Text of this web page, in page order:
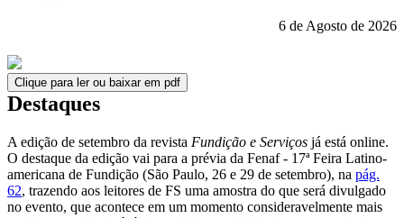
6 de Agosto de 2026
Clique para ler ou baixar em pdf
Destaques
A edição de setembro da revista Fundição e Serviços já está online.
O destaque da edição vai para a prévia da Fenaf - 17ª Feira Latino-
americana de Fundição (São Paulo, 26 e 29 de setembro), na pág.
62, trazendo aos leitores de FS uma amostra do que será divulgado
no evento, que acontece em um momento consideravelmente mais